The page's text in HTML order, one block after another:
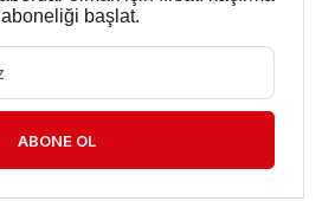
başlat.
ABONE OL